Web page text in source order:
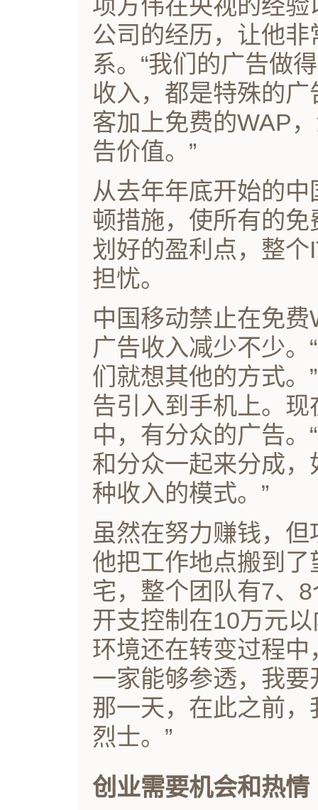
项方伟在央视的经
公司的经历，让他
系。“我们的广告做
收入，都是特殊的
客加上免费的WAP
告价值。”
从去年年底开始的
顿措施，使所有的
划好的盈利点，整
担忧。
中国移动禁止在免
广告收入减少不少
们就想其他的方式。
告引入到手机上。
中，有分众的广告
和分众一起来分成
种收入的模式。”
虽然在努力赚钱，
他把工作地点搬到
宅，整个团队有7、
开支控制在10万元
环境还在转变过程
一家能够参透，我
那一天，在此之前
烈士。”
创业需要机会和热情